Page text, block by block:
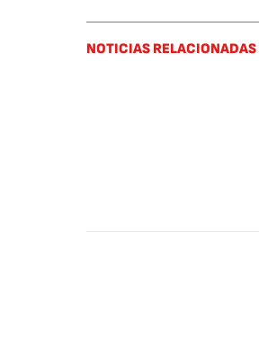
NOTICIAS RELACIONADAS